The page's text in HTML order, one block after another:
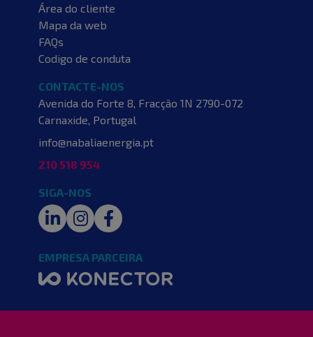
CONTACTE-NOS
Avenida do Forte 8, Fracção 1N 2790-072
Carnaxide, Portugal
info@nabaliaenergia.pt
210 518 954
Área do cliente
Mapa da web
FAQs
Codigo de conduta
SIGA-NOS
LinkedInInstagram
EMPRESA PARCEIRA